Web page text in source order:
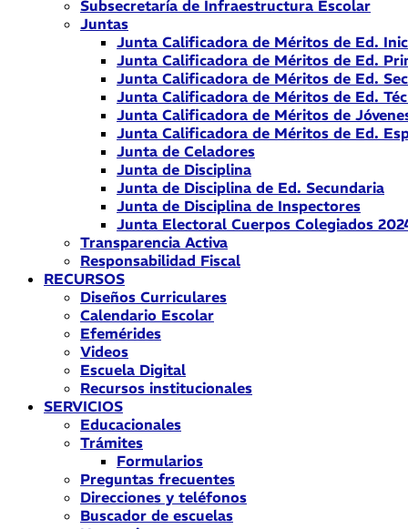
Subsecretaría de Infraestructura Escolar
Juntas
Junta Calificadora de Méritos de Ed.
Junta Calificadora de Méritos de Ed.
Junta Calificadora de Méritos de Ed.
Junta Calificadora de Méritos de Ed.
Junta Calificadora de Méritos de
Junta Calificadora de Méritos de Ed.
Junta de Celadores
Junta de Disciplina
Junta de Disciplina de Ed. Secundaria
Junta de Disciplina de Inspectores
Junta Electoral Cuerpos Colegiados
Transparencia Activa
Responsabilidad Fiscal
RECURSOS
Diseños Curriculares
Calendario Escolar
Efemérides
Videos
Escuela Digital
Recursos institucionales
SERVICIOS
Educacionales
Trámites
Formularios
Preguntas frecuentes
Direcciones y teléfonos
Buscador de escuelas